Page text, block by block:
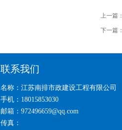
上一篇：
下一篇：
联系我们
名称：江苏南排市政建设工程有限公司
手机：18015853030
邮箱：972496659@qq.com
传真：